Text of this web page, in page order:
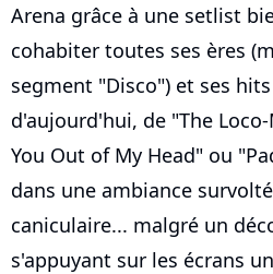
Arena grâce à une setlist
cohabiter toutes ses ères
segment "Disco") et ses
d'aujourd'hui, de "The
You Out of My Head" ou
dans une ambiance
caniculaire... malgré un
s'appuyant sur les écrans